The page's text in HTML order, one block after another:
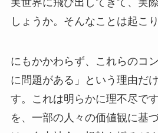
しょうか。そんなことは起こり
にもかかわらず、これらのコ
に問題がある」という理由だ
す。これは明らかに理不尽で
を、一部の人々の価値観に基